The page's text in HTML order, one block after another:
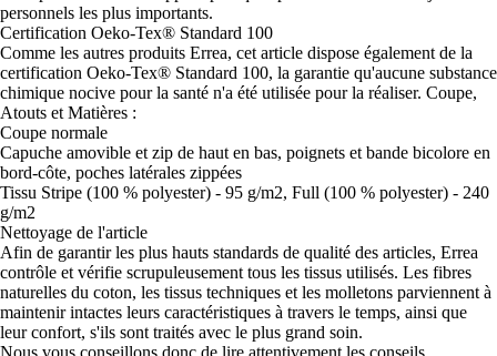
personnels les plus importants.
Certification Oeko-Tex® Standard 100
Comme les autres produits Errea, cet article dispose également de la
certification Oeko-Tex® Standard 100, la garantie qu'aucune substance
chimique nocive pour la santé n'a été utilisée pour la réaliser. Coupe,
Atouts et Matières :
Coupe normale
Capuche amovible et zip de haut en bas, poignets et bande bicolore en
bord-côte, poches latérales zippées
Tissu Stripe (100 % polyester) - 95 g/m2, Full (100 % polyester) - 240
g/m2
Nettoyage de l'article
Afin de garantir les plus hauts standards de qualité des articles, Errea
contrôle et vérifie scrupuleusement tous les tissus utilisés. Les fibres
naturelles du coton, les tissus techniques et les molletons parviennent à
maintenir intactes leurs caractéristiques à travers le temps, ainsi que
leur confort, s'ils sont traités avec le plus grand soin.
Nous vous conseillons donc de lire attentivement les conseils